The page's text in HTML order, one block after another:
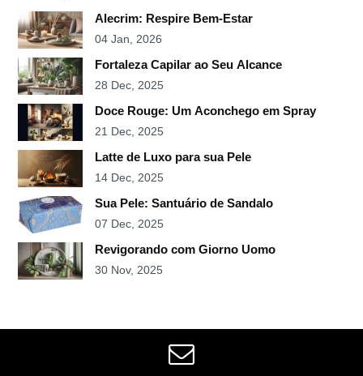
Alecrim: Respire Bem-Estar
04 Jan, 2026
Fortaleza Capilar ao Seu Alcance
28 Dec, 2025
Doce Rouge: Um Aconchego em Spray
21 Dec, 2025
Latte de Luxo para sua Pele
14 Dec, 2025
Sua Pele: Santuário de Sandalo
07 Dec, 2025
Revigorando com Giorno Uomo
30 Nov, 2025